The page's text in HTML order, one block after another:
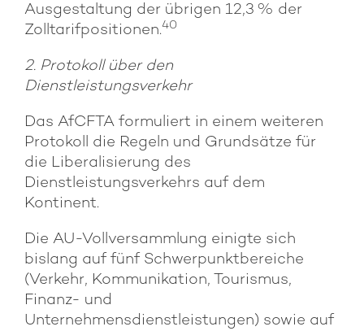
Ausgestaltung der übrigen 12,3 % der
Zolltarifpositionen.40
2. Protokoll über den
Dienstleistungsverkehr
Das AfCFTA formuliert in einem weiteren
Protokoll die Regeln und Grundsätze für
die Liberalisierung des
Dienstleistungsverkehrs auf dem
Kontinent.
Die AU-Vollversammlung einigte sich
bislang auf fünf Schwerpunktbereiche
(Verkehr, Kommunikation, Tourismus,
Finanz- und
Unternehmensdienstleistungen) sowie auf